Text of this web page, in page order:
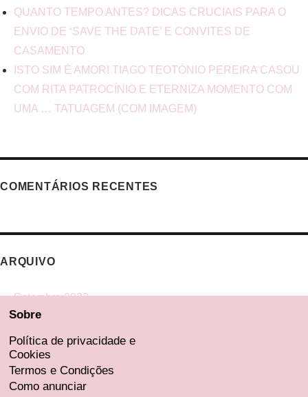
QUANTO TEMPO ANTES? DICAS CRUCIAIS PARA O
ENVIO DE ‘SAVE THE DATE’ E CONVITES DE
CASAMENTO
ISTO SIM É AMOR! TIAGO TEOTÓNIO PEREIRA CASOU
COM RITA PATROCÍNIO E ETERNIZA MOMENTO COM
UMA … TATUAGEM (COM IMAGEM)
COMENTÁRIOS RECENTES
ARQUIVO
Setembro 2023
Agosto 2023
Julho 2023
Junho 2023
Maio 2023
Sobre
Política de privacidade e
Cookies
Termos e Condições
Como anunciar